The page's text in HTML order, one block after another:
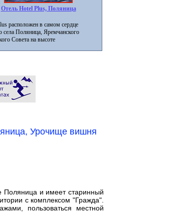
Отель Hotel Plus, Поляница
расположен в самом сердце
села Поляница, Яремчанского
Совета на высоте
Урочище вишня
Поляница и имеет старинный
с комплексом "Гражда".
пользоваться местной